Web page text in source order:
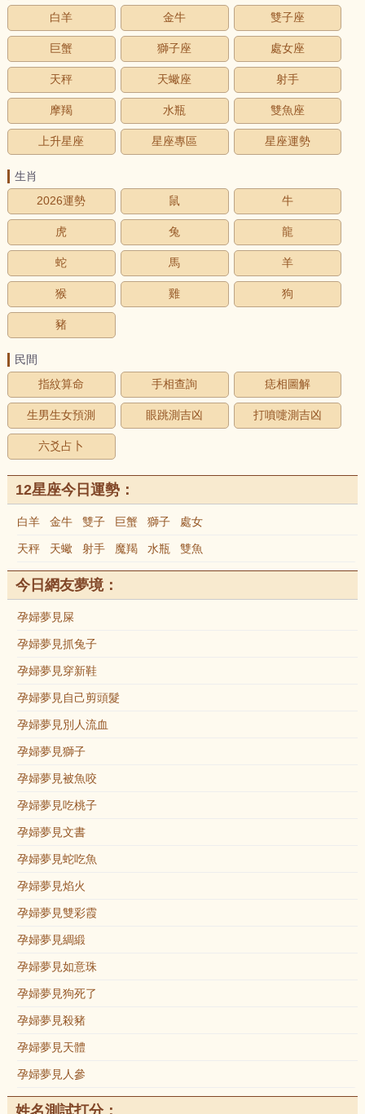
白羊
金牛 雙子座
巨蟹 獅子座 處女座
天秤 天蠍座 射手
摩羯 水瓶 雙魚座
上升星座 星座專區 星座運勢
生肖
2026運勢
鼠 牛
虎 兔 龍
蛇 馬 羊
猴 雞 狗
豬
民間
指紋算命
手相查詢 痣相圖解
生男生女預測 眼跳測吉凶 打噴嚏測吉凶
六爻占卜
12星座今日運勢：
白羊 金牛 雙子 巨蟹 獅子 處女
天秤 天蠍 射手 魔羯 水瓶 雙魚
今日網友夢境：
孕婦夢見屎
孕婦夢見抓兔子
孕婦夢見穿新鞋
孕婦夢見自己剪頭髮
孕婦夢見別人流血
孕婦夢見獅子
孕婦夢見被魚咬
孕婦夢見吃桃子
孕婦夢見文書
孕婦夢見蛇吃魚
孕婦夢見焰火
孕婦夢見雙彩霞
孕婦夢見綢緞
孕婦夢見如意珠
孕婦夢見狗死了
孕婦夢見殺豬
孕婦夢見天體
孕婦夢見人參
姓名測試打分：